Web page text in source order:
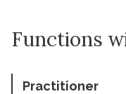
Functions
Practitioner